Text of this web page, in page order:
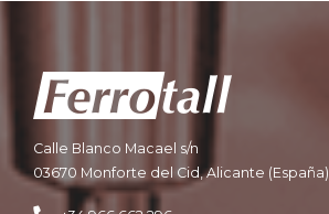
Calle Blanco Macael s/n
03670 Monforte del Cid, Alicante (España)